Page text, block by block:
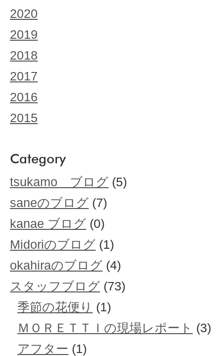
2020
2019
2018
2017
2016
2015
Category
tsukamo ブログ (5)
saneのブログ (7)
kanae ブログ (0)
Midoriのブログ (1)
okahiraのブログ (4)
スタッフブログ (73)
季節の花便り (1)
ＭＯＲＥＴＴＩの現場レポート (3)
アフター (1)